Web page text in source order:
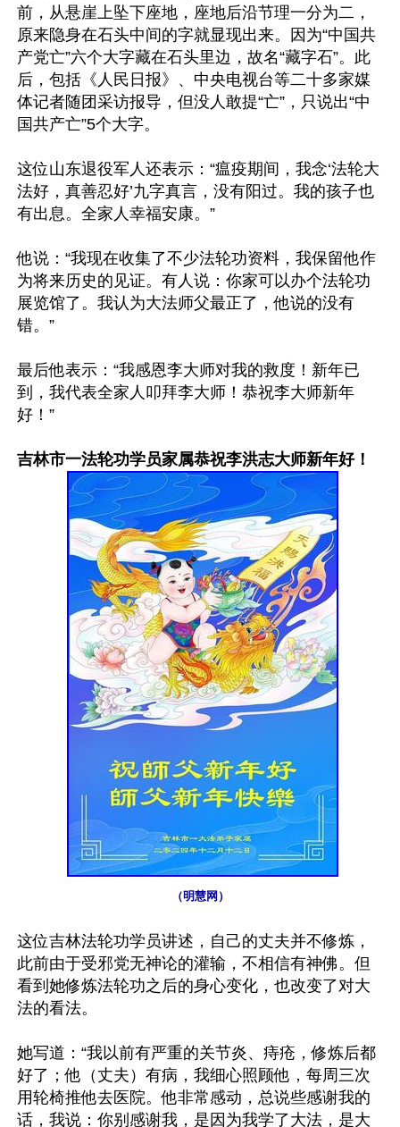
前，从悬崖上坠下座地，座地后沿节理一分为二，
原来隐身在石头中间的字就显现出来。因为“中国共
产党亡”六个大字藏在石头里边，故名“藏字石”。此
后，包括《人民日报》、中央电视台等二十多家媒
体记者随团采访报导，但没人敢提“亡”，只说出“中
国共产亡”5个大字。
这位山东退役军人还表示：“瘟疫期间，我念‘法轮大
法好，真善忍好’九字真言，没有阳过。我的孩子也
有出息。全家人幸福安康。”
他说：“我现在收集了不少法轮功资料，我保留他作
为将来历史的见证。有人说：你家可以办个法轮功
展览馆了。我认为大法师父最正了，他说的没有
错。”
最后他表示：“我感恩李大师对我的救度！新年已
到，我代表全家人叩拜李大师！恭祝李大师新年
好！”
吉林市一法轮功学员家属恭祝李洪志大师新年好！
（明慧网）
这位吉林法轮功学员讲述，自己的丈夫并不修炼，
此前由于受邪党无神论的灌输，不相信有神佛。但
看到她修炼法轮功之后的身心变化，也改变了对大
法的看法。
她写道：“我以前有严重的关节炎、痔疮，修炼后都
好了；他（丈夫）有病，我细心照顾他，每周三次
用轮椅推他去医院。他非常感动，总说些感谢我的
话，我说：你别感谢我，是因为我学了大法，是大